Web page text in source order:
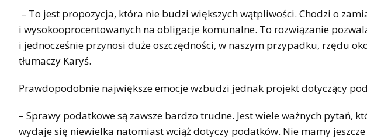
– To jest propozycja, która nie budzi większych wątpliwości. Chodzi o
i wysokooprocentowanych na obligacje komunalne. To rozwiązanie
i jednocześnie przynosi duże oszczędności, w naszym przypadku, rzędu
tłumaczy Karyś.
Prawdopodobnie największe emocje wzbudzi jednak projekt dotyczący
– Sprawy podatkowe są zawsze bardzo trudne. Jest wiele ważnych pytań,
wydaje się niewielka natomiast wciąż dotyczy podatków. Nie mamy